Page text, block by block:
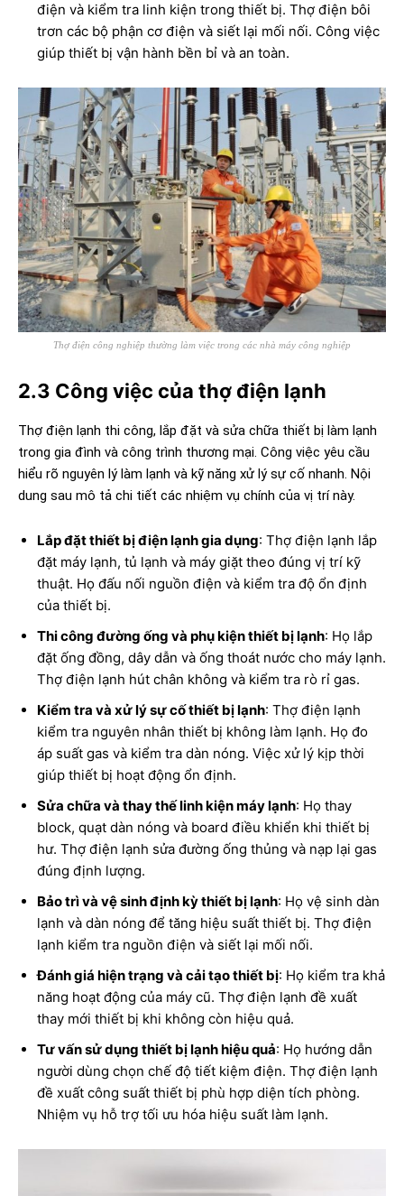
điện và kiểm tra linh kiện trong thiết bị. Thợ điện bôi
trơn các bộ phận cơ điện và siết lại mối nối. Công việc
giúp thiết bị vận hành bền bỉ và an toàn.
Thợ điện công nghiệp thường làm việc trong các nhà máy công nghiệp
2.3 Công việc của thợ điện lạnh
Thợ điện lạnh thi công, lắp đặt và sửa chữa thiết bị làm lạnh
trong gia đình và công trình thương mại. Công việc yêu cầu
hiểu rõ nguyên lý làm lạnh và kỹ năng xử lý sự cố nhanh. Nội
dung sau mô tả chi tiết các nhiệm vụ chính của vị trí này.
Lắp đặt thiết bị điện lạnh gia dụng: Thợ điện lạnh lắp
đặt máy lạnh, tủ lạnh và máy giặt theo đúng vị trí kỹ
thuật. Họ đấu nối nguồn điện và kiểm tra độ ổn định
của thiết bị.
Thi công đường ống và phụ kiện thiết bị lạnh: Họ lắp
đặt ống đồng, dây dẫn và ống thoát nước cho máy lạnh.
Thợ điện lạnh hút chân không và kiểm tra rò rỉ gas.
Kiểm tra và xử lý sự cố thiết bị lạnh: Thợ điện lạnh
kiểm tra nguyên nhân thiết bị không làm lạnh. Họ đo
áp suất gas và kiểm tra dàn nóng. Việc xử lý kịp thời
giúp thiết bị hoạt động ổn định.
Sửa chữa và thay thế linh kiện máy lạnh: Họ thay
block, quạt dàn nóng và board điều khiển khi thiết bị
hư. Thợ điện lạnh sửa đường ống thủng và nạp lại gas
đúng định lượng.
Bảo trì và vệ sinh định kỳ thiết bị lạnh: Họ vệ sinh dàn
lạnh và dàn nóng để tăng hiệu suất thiết bị. Thợ điện
lạnh kiểm tra nguồn điện và siết lại mối nối.
Đánh giá hiện trạng và cải tạo thiết bị: Họ kiểm tra khả
năng hoạt động của máy cũ. Thợ điện lạnh đề xuất
thay mới thiết bị khi không còn hiệu quả.
Tư vấn sử dụng thiết bị lạnh hiệu quả: Họ hướng dẫn
người dùng chọn chế độ tiết kiệm điện. Thợ điện lạnh
đề xuất công suất thiết bị phù hợp diện tích phòng.
Nhiệm vụ hỗ trợ tối ưu hóa hiệu suất làm lạnh.